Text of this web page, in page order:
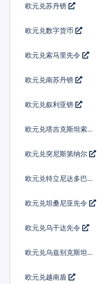
欧元兑苏丹镑
欧元兑数字货币
欧元兑索马里先令
欧元兑南苏丹镑
欧元兑叙利亚镑
欧元兑塔吉克斯坦索莫
欧元兑突尼斯第纳尔
欧元兑特立尼达多巴哥
欧元兑坦桑尼亚先令
欧元兑乌干达先令
欧元兑乌兹别克斯坦索
欧元兑越南盾